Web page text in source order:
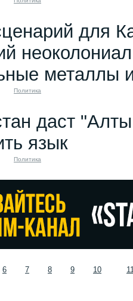
для
металлы
Политика
даст
язык
Политика
6 7 8 9 10